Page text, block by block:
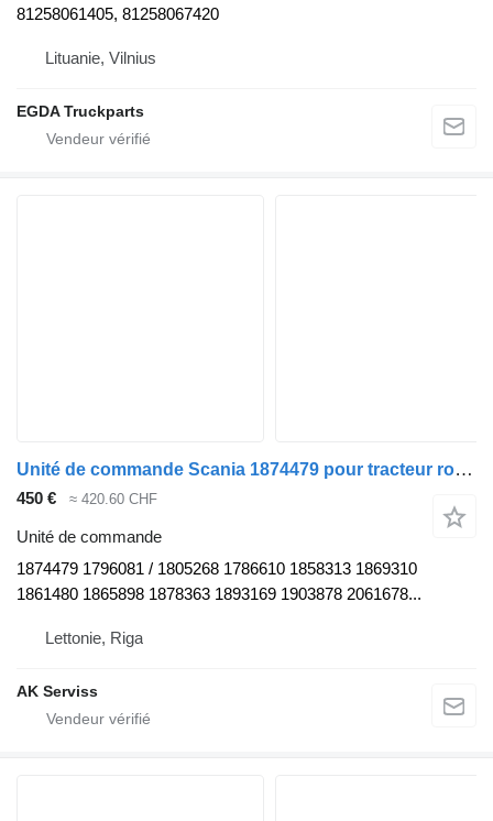
81258061405, 81258067420
Lituanie, Vilnius
EGDA Truckparts
Unité de commande Scania 1874479 pour tracteur routier Scania R380
450 € ≈ 420.60 CHF
Unité de commande
1874479 1796081 / 1805268 1786610 1858313 1869310
1861480 1865898 1878363 1893169 1903878 2061678...
Lettonie, Riga
AK Serviss